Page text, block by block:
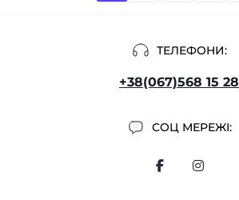
ТЕЛЕФОНИ:
+38(067)568 15 28
СОЦ МЕРЕЖІ: